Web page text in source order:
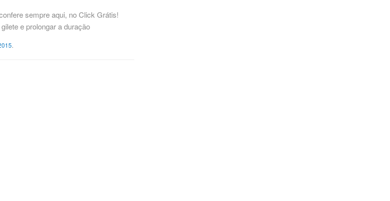
sempre aqui, no Click Grátis!
e prolongar a duração
.